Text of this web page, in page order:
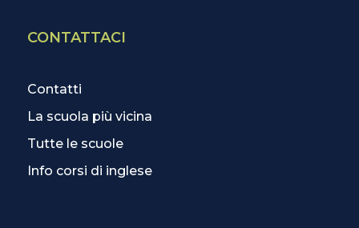
CONTATTACI
Contatti
La scuola più vicina
Tutte le scuole
Info corsi di inglese